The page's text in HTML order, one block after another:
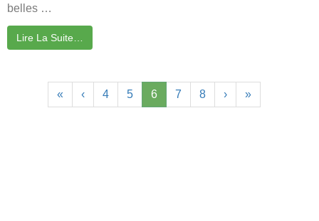
belles …
Lire La Suite…
« ‹ 4 5 6 7 8 › »